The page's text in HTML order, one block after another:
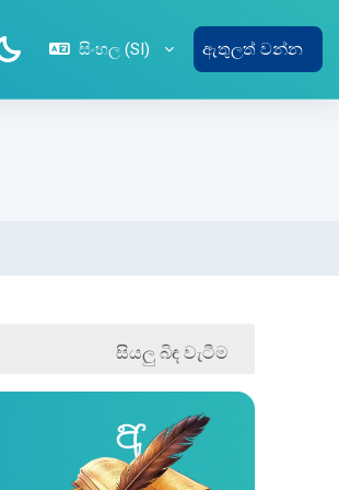
සිංහල ‎(SI)‎ ඇතුලත් වන්න
සියලු බිඳ වැටීම